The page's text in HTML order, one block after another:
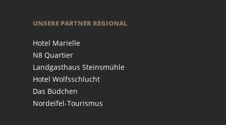
UNSERE PARTNER REGIONAL
Hotel Marielle
N8 Quartier
Landgasthaus Steinsmühle
Hotel Wolfsschlucht
Das Büdchen
Nordeifel-Tourismus